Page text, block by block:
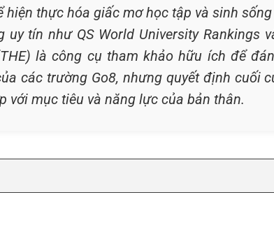
hiện thực hóa giấc mơ học tập và sinh sống
uy tín như QS World University Rankings
là công cụ tham khảo hữu ích để
các trường Go8, nhưng quyết định cuối
với mục tiêu và năng lực của bản thân.